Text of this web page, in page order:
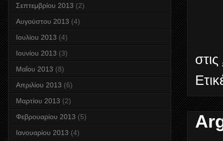
στις
Σεπτεμβρίου 2013 (2)
Αυγούστου 2013 (4)
Ιουλίου 2013 (4)
Ιουνίου 2013 (3)
Μαΐου 2013 (8)
Απριλίου 2013 (6)
Μαρτίου 2013 (2)
Φεβρουαρίου 2013 (5)
Ιανουαρίου 2013 (4)